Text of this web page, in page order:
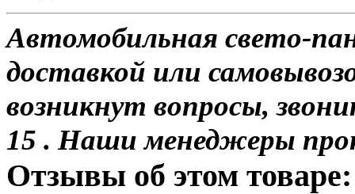
Автомобильная свето-
доставкой или
возникнут вопросы,
15 . Наши менеджеры
Отзывы об этом товаре: